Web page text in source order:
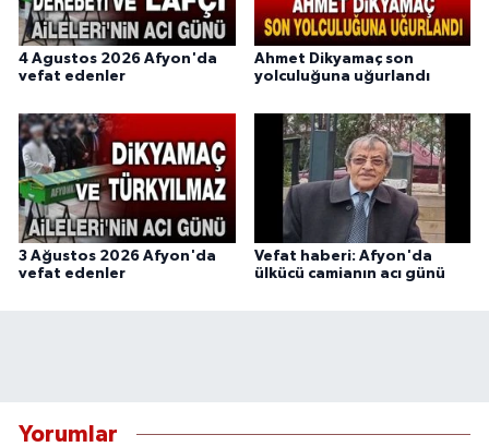
4 Agustos 2026 Afyon'da
vefat edenler
Ahmet Dikyamaç son
yolculuğuna uğurlandı
3 Ağustos 2026 Afyon'da
vefat edenler
Vefat haberi: Afyon'da
ülkücü camianın acı günü
Yorumlar